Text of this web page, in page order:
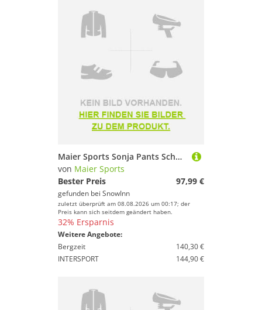
Maier Sports Sonja Pants Schwarz XL / Regular Frau
von Maier Sports
Bester Preis
97,99 €
gefunden bei SnowInn
zuletzt überprüft am 08.08.2026 um 00:17; der
Preis kann sich seitdem geändert haben.
32% Ersparnis
Weitere Angebote:
Bergzeit
140,30 €
INTERSPORT
144,90 €